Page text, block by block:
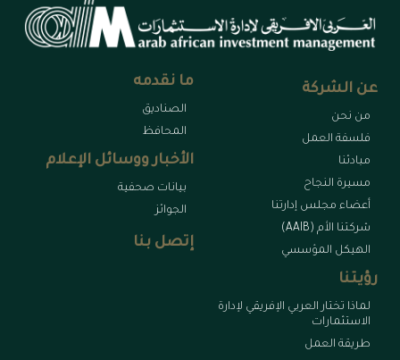
عن الشركة
من نحن
فلسفة العمل
مبادئنا
مسيرة النجاح
أعضاء مجلس إدارتنا
شركتنا الأم (AAIB)
الهيكل المؤسسي
رؤيتنا
لماذا تختار العربي الإفريقي لإدارة
الاستثمارات
طريقة العمل
ما نقدمه
الصناديق
المحافظ
الأخبار ووسائل الإعلام
بيانات صحفية
الجوائز
إتصل بنا